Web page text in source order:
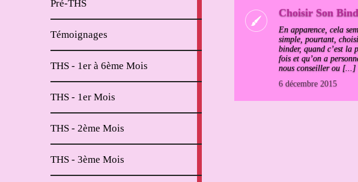
Pré-THS
Témoignages
THS - 1er à 6ème Mois
THS - 1er Mois
THS - 2ème Mois
THS - 3ème Mois
Choisir Son
En apparence, cela
simple, pourtant,
binder, quand c’est la
fois et qu’on a
nous conseiller ou [...]
6 décembre 2015